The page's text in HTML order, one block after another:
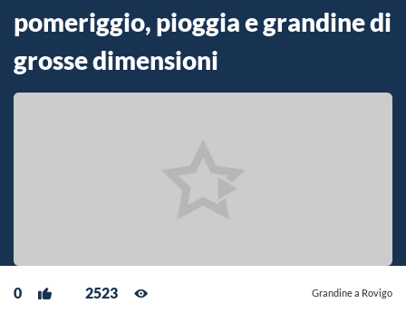
pomeriggio, pioggia e grandine di
grosse dimensioni
0 2523 Grandine a Rovigo